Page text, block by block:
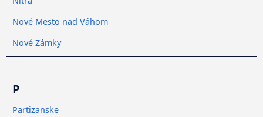
Nové Mesto nad Váhom
Nové Zámky
P
Partizanske